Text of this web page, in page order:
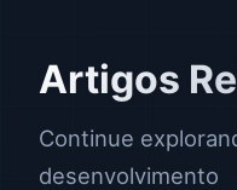
Artigos
Continue
desenvolvimento